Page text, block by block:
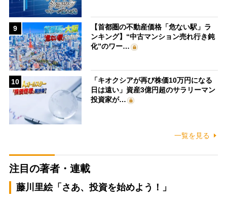
9
【首都圏の不動産価格「危ない駅」ラ
ンキング】“中古マンション売れ行き鈍
化”のワー…
10
「キオクシアが再び株価10万円になる
日は遠い」資産3億円超のサラリーマン
投資家が…
一覧を見る
注目の著者・連載
藤川里絵「さあ、投資を始めよう！」